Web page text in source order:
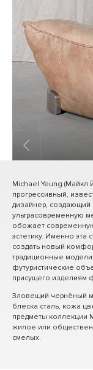
Michael Yeung (Майкл
прогрессивный,
дизайнер, создающий
ультрасовременную
обожает
эстетику. Именно эта
создать новый
традиционные
футуристические
присущего изделиям
Зловещий чернёный
блеска сталь, кожа
предметы коллекции
жилое или
смелых.